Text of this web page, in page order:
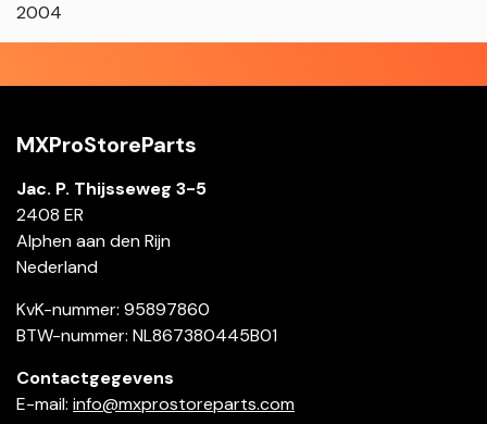
2004
MXProStoreParts
Jac. P. Thijsseweg 3-5
2408 ER
Alphen aan den Rijn
Nederland
KvK-nummer: 95897860
BTW-nummer: NL867380445B01
Contactgegevens
E-mail: info@mxprostoreparts.com